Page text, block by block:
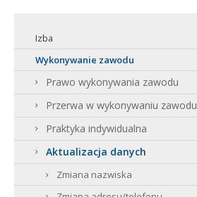
Izba
Wykonywanie zawodu
Prawo wykonywania zawodu
Przerwa w wykonywaniu zawodu
Praktyka indywidualna
Aktualizacja danych
Zmiana nazwiska